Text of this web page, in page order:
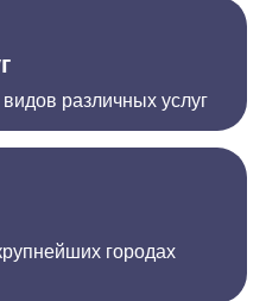
различных услуг
городах